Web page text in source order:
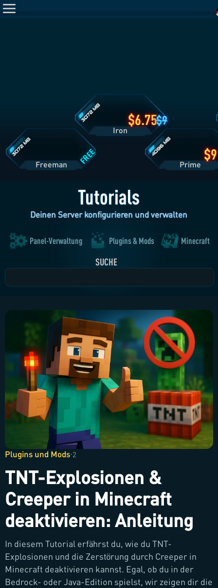
6.75
Tutorials
Deinen Server konfigurieren und verwalten
Panel-Verwaltung Plugins & Mods Minecraft
SUCHE
Plugins und Mods·2
TNT-Explosionen &
Creeper in Minecraft
deaktivieren: Anleitung
In diesem Tutorial erfährst du, wie du TNT-
Explosionen und die Zerstörung durch Creeper in
Minecraft deaktivieren kannst. Egal, ob du in der
Bedrock- oder Java-Edition spielst, wir zeigen dir die